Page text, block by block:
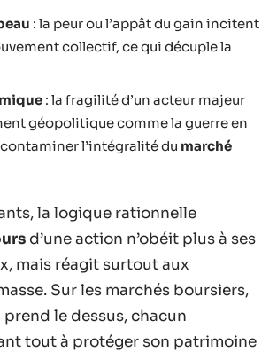
: la peur ou l’appât du gain incitent
collectif, ce qui décuple la
: la fragilité d’un acteur majeur
géopolitique comme la guerre en
l’intégralité du marché
la logique rationnelle
d’une action n’obéit plus à ses
mais réagit surtout aux
Sur les marchés boursiers,
prend le dessus, chacun
tout à protéger son patrimoine